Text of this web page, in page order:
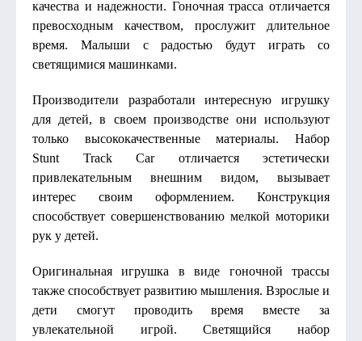
качества и надежности. Гоночная трасса отличается
превосходным качеством, прослужит длительное
время. Малыши с радостью будут играть со
светящимися машинками.
Производители разработали интересную игрушку
для детей, в своем производстве они используют
только высококачественные материалы. Набор
Stunt Track Car отличается эстетически
привлекательным внешним видом, вызывает
интерес своим оформлением. Конструкция
способствует совершенствованию мелкой моторики
рук у детей.
Оригинальная игрушка в виде гоночной трассы
также способствует развитию мышления. Взрослые и
дети смогут проводить время вместе за
увлекательной игрой. Светящийся набор